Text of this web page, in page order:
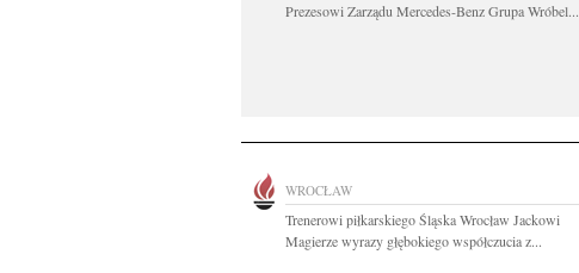
Prezesowi Zarządu Mercedes-Benz Grupa Wróbel...
WROCŁAW
Trenerowi piłkarskiego Śląska Wrocław Jackowi
Magierze wyrazy głębokiego współczucia z...